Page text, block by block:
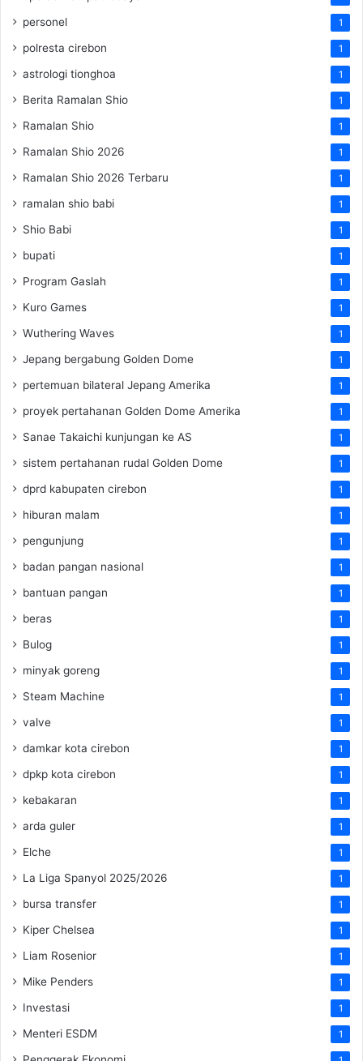
personel 1
polresta cirebon 1
astrologi tionghoa 1
Berita Ramalan Shio 1
Ramalan Shio 1
Ramalan Shio 2026 1
Ramalan Shio 2026 Terbaru 1
ramalan shio babi 1
Shio Babi 1
bupati 1
Program Gaslah 1
Kuro Games 1
Wuthering Waves 1
Jepang bergabung Golden Dome 1
pertemuan bilateral Jepang Amerika 1
proyek pertahanan Golden Dome Amerika 1
Sanae Takaichi kunjungan ke AS 1
sistem pertahanan rudal Golden Dome 1
dprd kabupaten cirebon 1
hiburan malam 1
pengunjung 1
badan pangan nasional 1
bantuan pangan 1
beras 1
Bulog 1
minyak goreng 1
Steam Machine 1
valve 1
damkar kota cirebon 1
dpkp kota cirebon 1
kebakaran 1
arda guler 1
Elche 1
La Liga Spanyol 2025/2026 1
bursa transfer 1
Kiper Chelsea 1
Liam Rosenior 1
Mike Penders 1
Investasi 1
Menteri ESDM 1